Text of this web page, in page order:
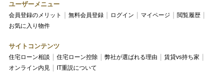
ユーザーメニュー
会員登録のメリット 無料会員登録 ログイン マイページ
閲覧履歴
お気に入り物件
サイトコンテンツ
住宅ローン相談 住宅ローン控除 弊社が選ばれる理由
賃貸vs持ち家
オンライン内見
IT重説について